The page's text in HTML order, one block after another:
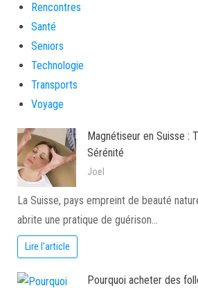
Rencontres
Santé
Seniors
Technologie
Transports
Voyage
Magnétiseur en Suisse :
Sérénité
Joel
La Suisse, pays empreint de beauté
abrite une pratique de guérison…
Lire l'article
Pourquoi acheter des